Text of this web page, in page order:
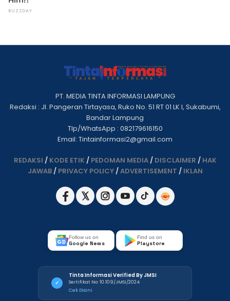
PT. MEDIA TINTA INFORMASI LAMPUNG
Redaksi : Jl. Pangeran Tirtayasa, Ruko No. 51 RT 01 LK I, Sukabumi,
Bandar Lampung
Tlp/WhatsApp : 082179616150
Email: Tintainformasi2@gmail.com
REDAKSI / KODE ETIK / PEDOMAN MEDIA/ DISCLAIMER / HAK
JAWAB/ PRIVACY POLICY/ADVERTISEMENT / IKLAN
Follow us on
Google News
Find us on
Playstore
✓
Tinta Informasi Verified By JMSI
Sertifikat No: 10.109/JMSI/2024
Cek Disini